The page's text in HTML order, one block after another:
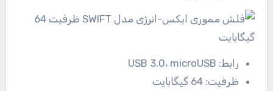
رابط: USB 3.0، microUSB
ظرفیت: 64 گیگابایت